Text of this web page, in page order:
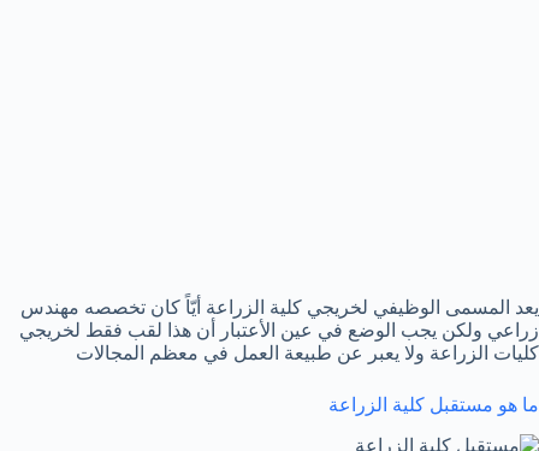
يعد المسمى الوظيفي لخريجي كلية الزراعة أيّاً كان تخصصه مهندس
زراعي ولكن يجب الوضع في عين الأعتبار أن هذا لقب فقط لخريجي
كليات الزراعة ولا يعبر عن طبيعة العمل في معظم المجالات
ما هو مستقبل كلية الزراعة